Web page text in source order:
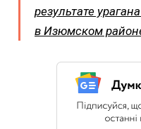
результате
в Изюмском